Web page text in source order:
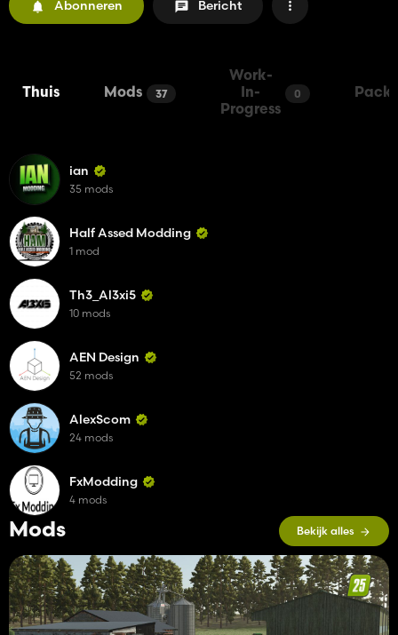
business=YF4PHZDDAYKVJ&no_recurring=0&item_na
me=Merci+de+m%27aider+a+am%C3%A9liorer+la+c
Abonneren Bericht
Thuis Mods 37
Work-
In-
Progress
0 Packs
Mods Bekijk alles
ian
35 mods
Half Assed Modding
1 mod
Th3_Al3xi5
10 mods
AEN Design
52 mods
AlexScom
24 mods
FxModding
4 mods